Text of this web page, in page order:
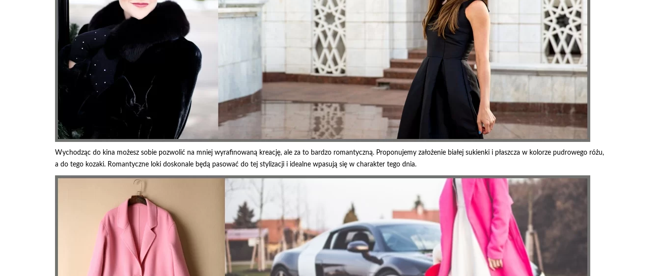
Wychodząc do kina możesz sobie pozwolić na mniej wyrafinowaną kreację, ale za to bardzo romantyczną. Proponujemy założenie białej sukienki i płaszcza w kolorze pudrowego różu,
a do tego kozaki. Romantyczne loki doskonale będą pasować do tej stylizacji i idealne wpasują się w charakter tego dnia.